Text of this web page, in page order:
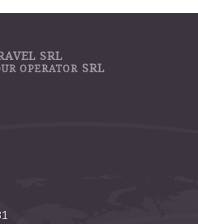
SRL
OPERATORSRL